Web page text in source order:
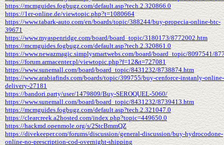
https://mcmguides.fogbugz.com/default.asp?tech.2.320866.0
https://1er-online.de/viewtopic.php?t=1080664
https://www.tabark-auto.com/en/boards/topic/388244/buy-propecia-online-btc-
39671
https://www.myaspenridge.com/board/board_topic/3180173/8772002.htm
https://mcmguides.fogbugz.com/default.asp?tech.2.320861.0
https://www.newazmagic.simplysmartwebs.com/board/board_topic/8097541/
https://forum.armacenter.pl/viewtopic.php?f=12&t=727081
https://www.sunemall.com/board/board_topic/8431232/8738874.htm
https://www.arabiafinds.com/boards/topic/399755/buy-cenforce-instanly-online-
delivery-27181
https://bandori.party/user/1479809/Buy-SEROQUEL-5060/
https://www.sunemall.com/board/board_topic/8431232/8739413.htm
https://mcmguides.fogbugz.com/default.asp?tech.2.321047.0
https://clearcreek.a2hosted.com/index.php?topic=449650.0
https://hackmd.openmole.org/s/2StcBmmQZ
https://divekeeper.com/forums/discussion/general-discussion/buy-hydrocodone-
online-no-prescription-cod-overnight-shipping